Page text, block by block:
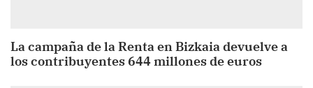
La campaña de la Renta en Bizkaia devuelve a
los contribuyentes 644 millones de euros